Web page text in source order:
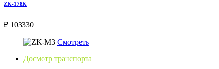
ZK-178K
₽ 103330
Смотреть
Досмотр транспорта